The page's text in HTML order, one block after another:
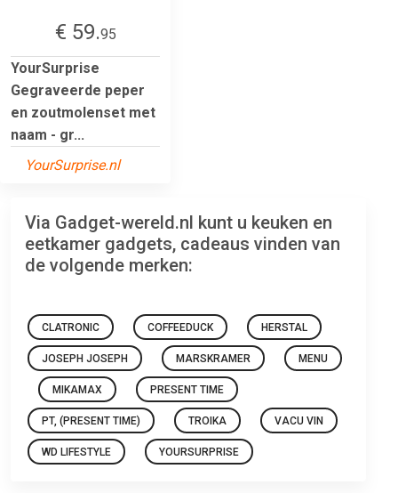
€ 59.95
YourSurprise
Gegraveerde peper
en zoutmolenset met
naam - gr...
YourSurprise.nl
Via Gadget-wereld.nl kunt u keuken en
eetkamer gadgets, cadeaus vinden van
de volgende merken:
CLATRONIC COFFEEDUCK HERSTAL
JOSEPH JOSEPH MARSKRAMER MENU
MIKAMAX PRESENT TIME
PT, (PRESENT TIME) TROIKA VACU VIN
WD LIFESTYLE YOURSURPRISE